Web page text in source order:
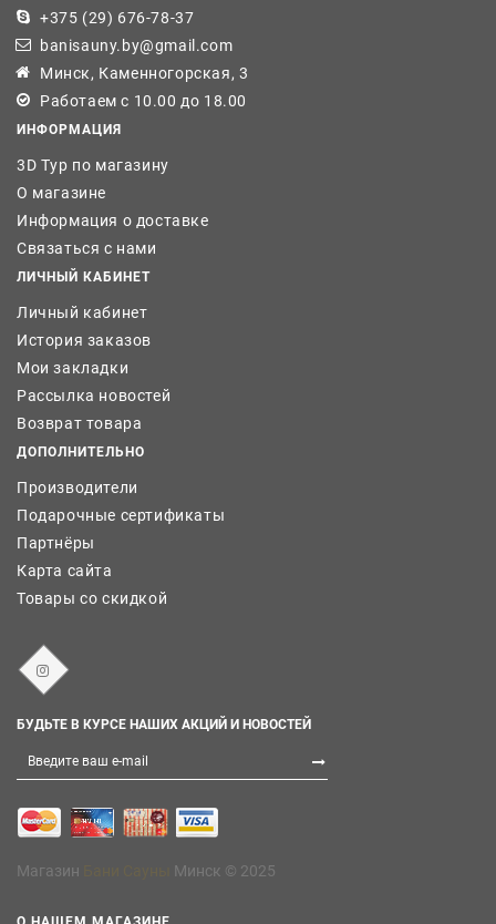
+375 (29) 676-78-37
banisauny.by@gmail.com
Минск, Каменногорская, 3
Работаем с 10.00 до 18.00
ИНФОРМАЦИЯ
3D Тур по магазину
О магазине
Информация о доставке
Связаться с нами
ЛИЧНЫЙ КАБИНЕТ
Личный кабинет
История заказов
Мои закладки
Рассылка новостей
Возврат товара
ДОПОЛНИТЕЛЬНО
Производители
Подарочные сертификаты
Партнёры
Карта сайта
Товары со скидкой
БУДЬТЕ В КУРСЕ НАШИХ АКЦИЙ И НОВОСТЕЙ
Магазин Минск © 2025